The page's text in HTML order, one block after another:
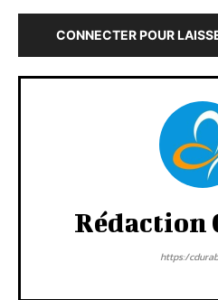
CONNECTER POUR
Rédaction
https:/